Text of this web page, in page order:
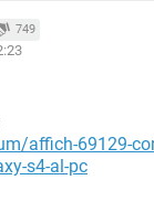
749
affich-69129-
s4-al-pc